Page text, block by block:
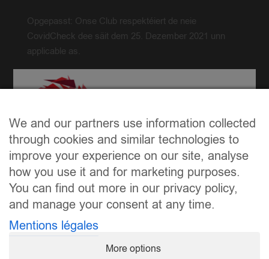
Opgepasst: Onse Club respektéiert de neie
CovidCheck dee säit dem 25. Dezember 2021 unn
applicable as.
« Older Entries
We and our partners use information collected
through cookies and similar technologies to
improve your experience on our site, analyse
how you use it and for marketing purposes.
You can find out more in our privacy policy,
and manage your consent at any time.
Mentions légales
More options